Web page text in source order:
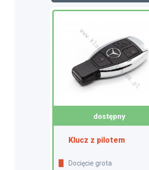
dostępny
Klucz z pilotem
Docięcie grota